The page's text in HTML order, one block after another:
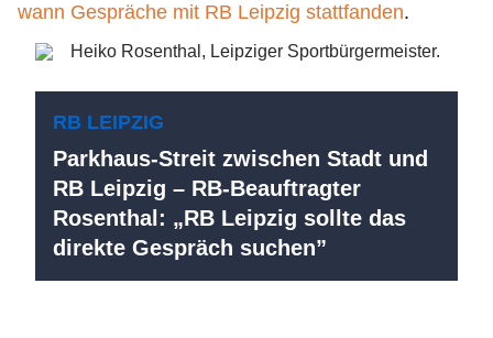
wann Gespräche mit RB Leipzig stattfanden.
RB LEIPZIG
Parkhaus-Streit zwischen Stadt und
RB Leipzig – RB-Beauftragter
Rosenthal: „RB Leipzig sollte das
direkte Gespräch suchen”